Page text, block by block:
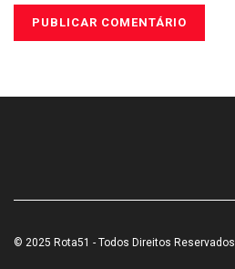
© 2025 Rota51 - Todos Direitos Reservados.